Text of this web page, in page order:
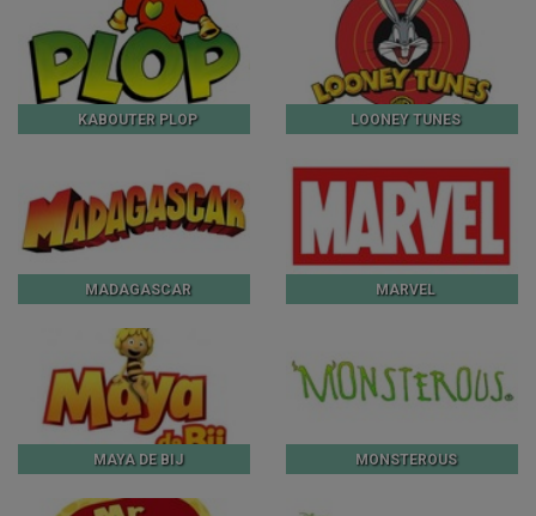
KABOUTER PLOP LOONEY TUNES
MADAGASCAR MARVEL
MAYA DE BIJ MONSTEROUS